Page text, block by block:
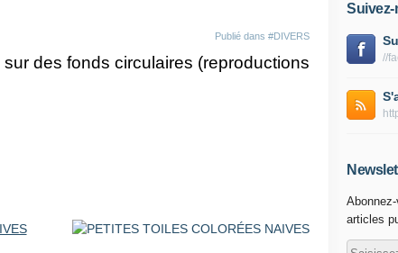
Publié dans #DIVERS
des fonds circulaires (reproductions
Suivez-
articles